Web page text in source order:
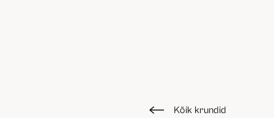
Kõik krundid